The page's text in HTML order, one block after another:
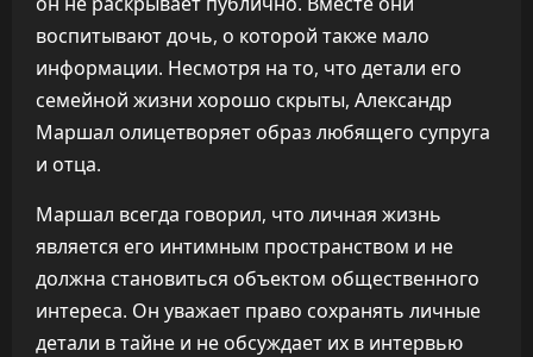
воспитывают дочь, о которой также мало
информации. Несмотря на то, что детали его
семейной жизни хорошо скрыты, Александр
Маршал олицетворяет образ любящего супруга
и отца.
Маршал всегда говорил, что личная жизнь
является его интимным пространством и не
должна становиться объектом общественного
интереса. Он уважает право сохранять личные
детали в тайне и не обсуждает их в интервью